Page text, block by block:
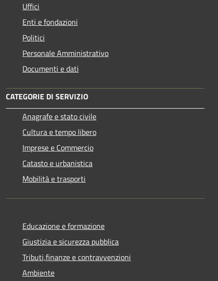
Uffici
Enti e fondazioni
Politici
Personale Amministrativo
Documenti e dati
CATEGORIE DI SERVIZIO
Anagrafe e stato civile
Cultura e tempo libero
Imprese e Commercio
Catasto e urbanistica
Mobilità e trasporti
Educazione e formazione
Giustizia e sicurezza pubblica
Tributi,finanze e contravvenzioni
Ambiente